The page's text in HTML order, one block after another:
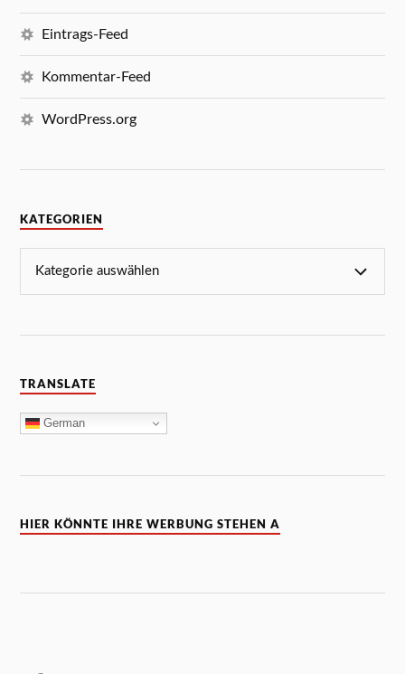
Eintrags-Feed
Kommentar-Feed
WordPress.org
KATEGORIEN
TRANSLATE
German
HIER KÖNNTE IHRE WERBUNG STEHEN A